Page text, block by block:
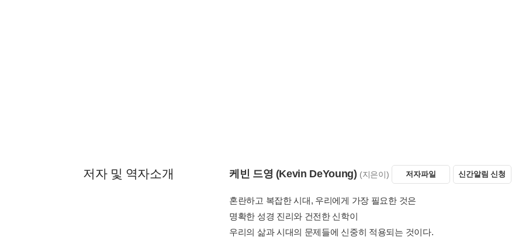
Great for Gifts:This illustrated, hardcover book makes a beautiful Christmas